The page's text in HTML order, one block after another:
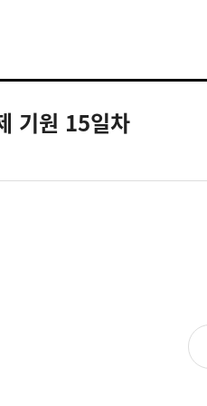
기원 15일차